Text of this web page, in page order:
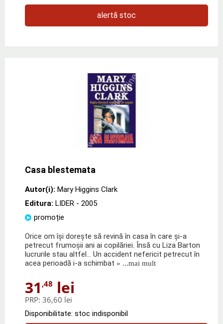
alertă stoc
Casa blestemata
Autor(i): Mary Higgins Clark
Editura: LIDER - 2005
promoție
Orice om îşi doreşte să revină în casa în care şi-a
petrecut frumoşii ani ai copilăriei. Însă cu Liza Barton
lucrurile stau altfel... Un accident nefericit petrecut în
acea perioadă i-a schimbat » ...mai mult
31 ,48 lei
PRP: 36,60 lei
Disponibilitate: stoc indisponibil